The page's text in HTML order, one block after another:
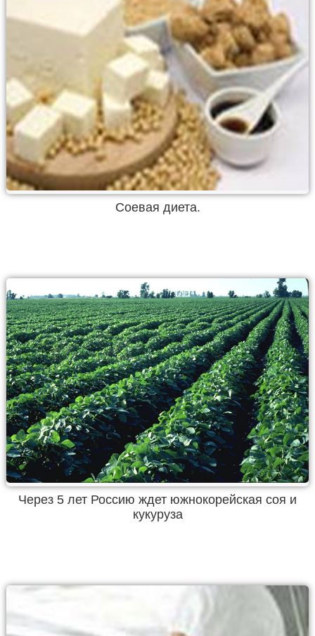
Соевая диета.
Через 5 лет Россию ждет южнокорейская соя и
кукуруза